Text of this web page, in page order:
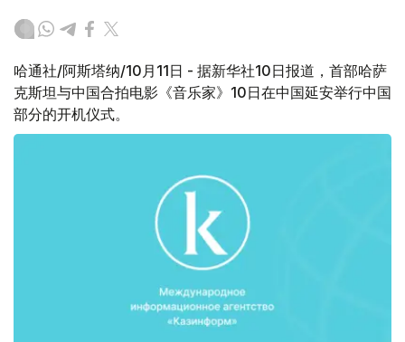
哈通社/阿斯塔纳/10月11日 - 据新华社10日报道，首部哈萨
克斯坦与中国合拍电影《音乐家》10日在中国延安举行中国
部分的开机仪式。